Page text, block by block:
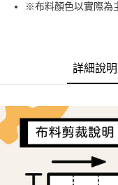
AFTEE先享後付
１．簡單：不需註冊會員
３．安心：先確認商品／服
【「AFTEE先享後付」結帳
１．於結帳方式選擇「
結帳頁面，進行簡訊認證
２．訂單成立數日內，您
３．收到繳費通知簡訊後
全家取貨付款
每筆NT$65，滿
每筆NT$65，滿
※布料顏色以實際為
詳細說明